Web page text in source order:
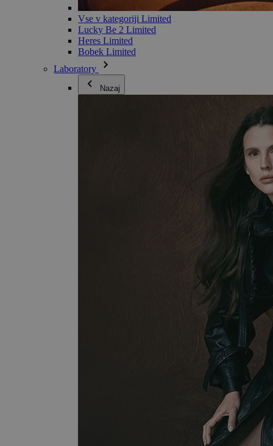
Vse v kategoriji Limited
Lucky Be 2 Limited
Heres Limited
Bobek Limited
Laboratory
Nazaj